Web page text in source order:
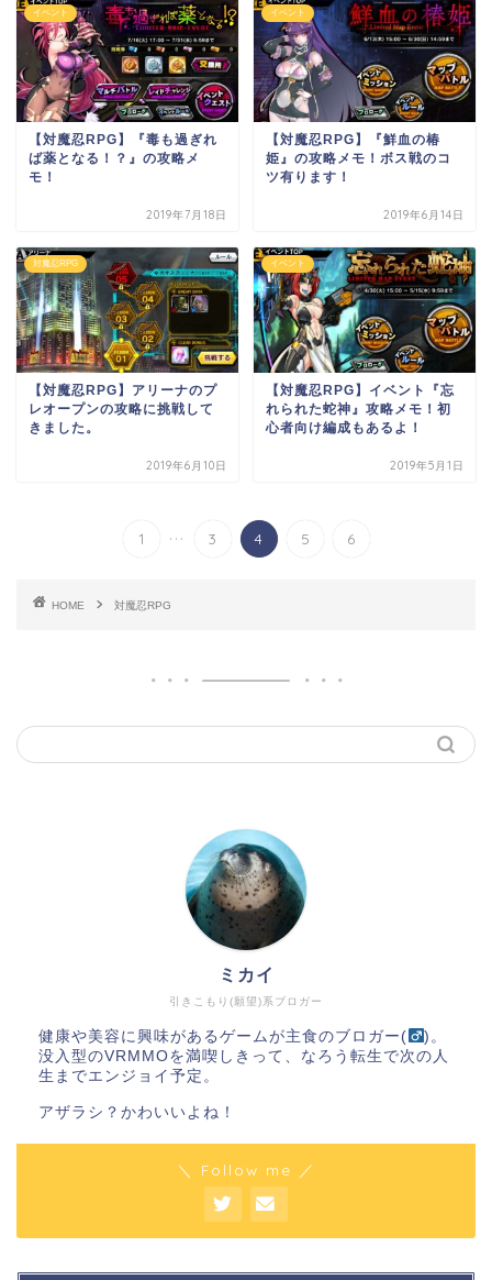
イベント
【対魔忍RPG】『毒も過ぎれ
ば薬となる！？』の攻略メ
モ！
2019年7月18日
イベント
【対魔忍RPG】『鮮血の椿
姫』の攻略メモ！ボス戦のコ
ツ有ります！
2019年6月14日
対魔忍RPG
【対魔忍RPG】アリーナのプ
レオープンの攻略に挑戦して
きました。
2019年6月10日
イベント
【対魔忍RPG】イベント『忘
れられた蛇神』攻略メモ！初
心者向け編成もあるよ！
2019年5月1日
1 ... 3 4 5 6
HOME 対魔忍RPG
引きこもり(願望)系ブロガー
ミカイ
健康や美容に興味があるゲームが主食のブロガー(
)。
没入型のVRMMOを満喫しきって、なろう転生で次の人
生までエンジョイ予定。
アザラシ？かわいいよね！
＼ Follow me ／